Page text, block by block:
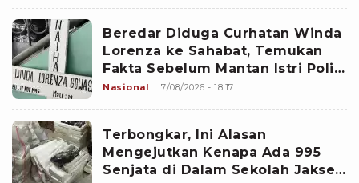
Beredar Diduga Curhatan Winda
Lorenza ke Sahabat, Temukan
Fakta Sebelum Mantan Istri Polisi
di Medan Tewas
Nasional 7/08/2026 - 18:17
Terbongkar, Ini Alasan
Mengejutkan Kenapa Ada 995
Senjata di Dalam Sekolah Jaksel